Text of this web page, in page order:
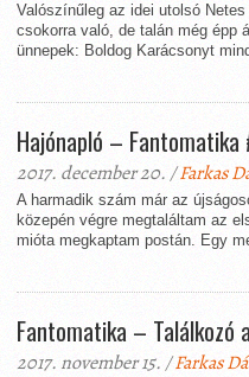
Valószínűleg az idei utolsó
csokorra való, de talán még épp
ünnepek: Boldog Karácsonyt
Hajónapló – Fantomatika
2017. december 20. /Farkas
A harmadik szám már az
közepén végre megtaláltam az
mióta megkaptam postán. Egy
Fantomatika – Találkozó
2017. november 15. /Farkas